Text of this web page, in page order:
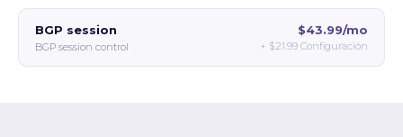
BGP session
BGP session control
$43.99/mo
+ $21.99 Configuración